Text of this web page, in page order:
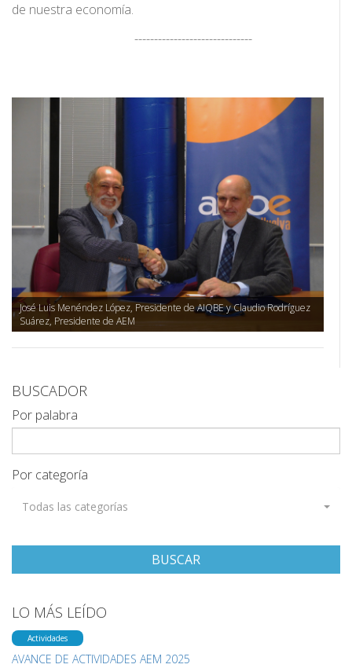
de nuestra economía.
------------------------------
José Luis Menéndez López, Presidente de AIQBE y Claudio Rodríguez
Suárez, Presidente de AEM
BUSCADOR
Por palabra
Por categoría
Todas las categorías
BUSCAR
LO MÁS LEÍDO
Actividades
AVANCE DE ACTIVIDADES AEM 2025